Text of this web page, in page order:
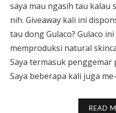
saya mau ngasih tau kalau
nih. Giveaway kali ini
tau dong Gulaco? Gulaco
memproduksi natural
Saya termasuk
Saya beberapa kali juga
READ